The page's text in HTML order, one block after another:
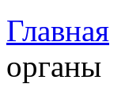
Главная
органы